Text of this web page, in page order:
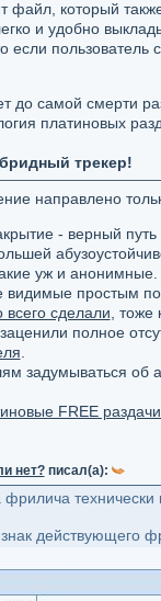
файл, который
и удобно
если
до самой смерти
платиновых
трекер!
направлено
- верный
уж и анонимные.
видимые простым
всего сделали ,
полное
задумываться об
FREE
нет?писал(а):
технически
действующего